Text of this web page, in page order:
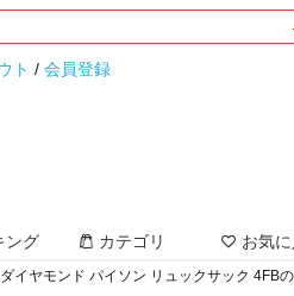
ト / 会員登録
ング カテゴリ お気に
イヤモンド パイソン リュックサック 4FB